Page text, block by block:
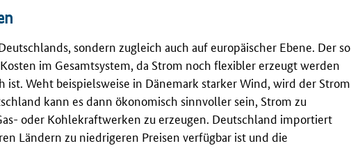
sondern zugleich auch auf europäischer Ebene. Der so
im Gesamtsystem, da Strom noch flexibler erzeugt werden
Weht beispielsweise in Dänemark starker Wind, wird der Strom
kann es dann ökonomisch sinnvoller sein, Strom zu
oder Kohlekraftwerken zu erzeugen. Deutschland importiert
Ländern zu niedrigeren Preisen verfügbar ist und die